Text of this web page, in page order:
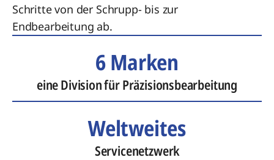
Schritte von der Schrupp- bis zur
Endbearbeitung ab.
6 Marken
eine Division für Präzisionsbearbeitung
Weltweites
Servicenetzwerk